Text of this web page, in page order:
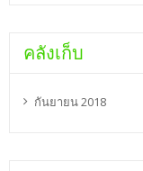
คลังเก็บ
กันยายน 2018